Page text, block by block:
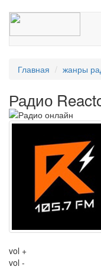
Главная жанры
Радио
vol +
vol -